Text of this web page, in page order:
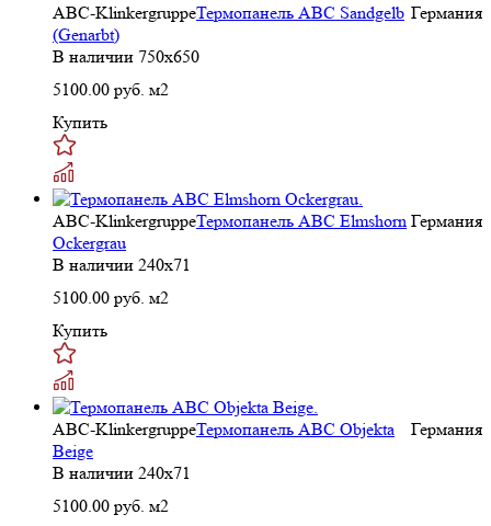
ABC-Klinkergruppe Германия
Термопанель ABC Sandgelb
(Genarbt)
В наличии 750x650
5100.00 руб. м2
Купить
ABC-Klinkergruppe Германия
Термопанель ABC Elmshorn
Ockergrau
В наличии 240х71
5100.00 руб. м2
Купить
ABC-Klinkergruppe Германия
Термопанель ABC Objekta
Beige
В наличии 240х71
5100.00 руб. м2